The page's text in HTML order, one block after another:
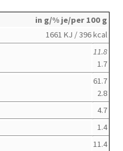
in g/% je/per 100 g
1661 KJ / 396 kcal
11.8
1.7
61.7
2.8
4.7
1.4
11.4